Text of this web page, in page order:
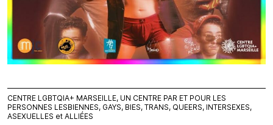
CENTRE LGBTQIA+ MARSEILLE, UN CENTRE PAR ET POUR LES
PERSONNES LESBIENNES, GAYS, BIES, TRANS, QUEERS, INTERSEXES,
ASEXUELLES et ALLIÉES